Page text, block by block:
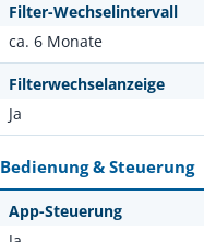
Filter-Wechselintervall
ca. 6 Monate
Filterwechselanzeige
Ja
Bedienung & Steuerung
App-Steuerung